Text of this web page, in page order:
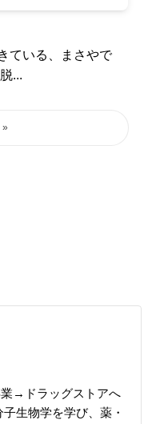
ている、まさやで
...
→ドラッグストアへ
生物学を学び、薬・